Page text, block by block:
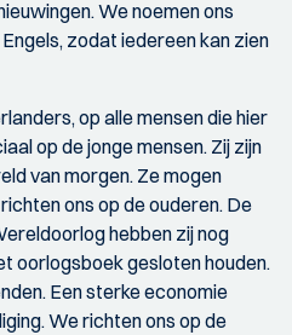
We noemen ons
zodat iedereen kan zien
op alle mensen die hier
op de jonge mensen. Zij zijn
van morgen. Ze mogen
ons op de ouderen. De
hebben zij nog
oorlogsboek gesloten houden.
Een sterke economie
We richten ons op de